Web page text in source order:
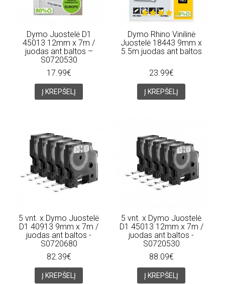
Dymo Juostelė D1
45013 12mm x 7m /
juodas ant baltos –
S0720530
17.99€
Į KREPŠELĮ
Dymo Rhino Vinilinė
Juostelė 18443 9mm x
5.5m juodas ant baltos
23.99€
Į KREPŠELĮ
5 vnt. x Dymo Juostelė
D1 40913 9mm x 7m /
juodas ant baltos -
S0720680
82.39€
Į KREPŠELĮ
5 vnt. x Dymo Juostelė
D1 45013 12mm x 7m /
juodas ant baltos -
S0720530
88.09€
Į KREPŠELĮ